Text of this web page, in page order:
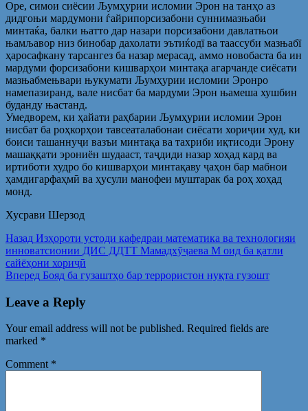
Оре, симои сиёсии Љумҳурии исломии Эрон на танҳо аз
дидгоњи мардумони ѓайрипорсизабони суннимазњаби
минтаќа, балки њатто дар назари порсизабони давлатњои
њамљавор низ бинобар дахолати эътиќодї ва таассуби мазњабї
ҳаросафкану тарсангез ба назар мерасад, аммо новобаста ба ин
мардуми форсизабони кишварҳои минтақа агарчанде сиёсати
мазњабмењвари њукумати Љумҳурии исломии Эронро
намепазиранд, вале нисбат ба мардуми Эрон њамеша хушбин
буданду њастанд.
Умедворем, ки ҳайати раҳбарии Љумҳурии исломии Эрон
нисбат ба роҳкорҳои тавсеаталабонаи сиёсати хориҷии худ, ки
боиси ташаннуҷи вазъи минтақа ва тахриби иқтисоди Эрону
машаққати эрониён шудааст, таҷдиди назар хоҳад кард ва
иртиботи худро бо кишварҳои минтақаву ҷаҳон бар мабнои
ҳамдигарфаҳмӣ ва ҳусули манофеи муштарак ба роҳ хоҳад
монд.
Хусрави Шерзод
Post
navigation
Назад Предыдущая
запись:
Изҳороти устоди кафедраи математика ва технологияи
инноватсионии ДИС ДДТТ Мамадхӯҷаева М оид ба қатли
сайёҳони хориҷӣ
Вперед Следующая
Бояд ба гузаштҳо бар террористон нуқта гузошт
Leave a Reply
Your email address will not be published. Required fields are
marked *
Comment *